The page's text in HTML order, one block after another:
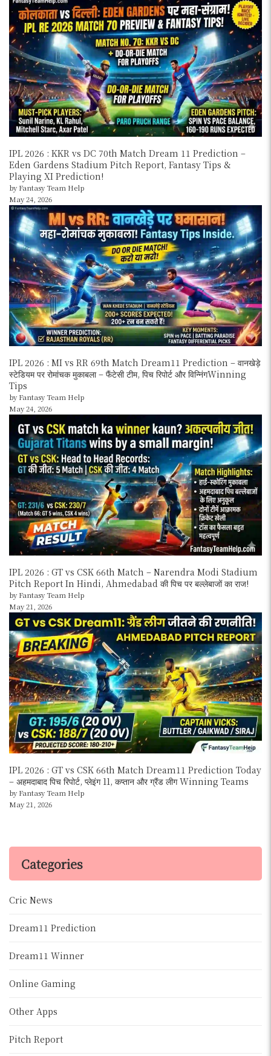
IPL 2026 : KKR vs DC 70th Match Dream 11 Prediction –
Eden Gardens Stadium Pitch Report, Fantasy Tips &
Playing XI Prediction!
by Fantasy Team Help
May 24, 2026
IPL 2026 : MI vs RR 69th Match Dream11 Prediction – वानखेड़े
स्टेडियम पर रोमांचक मुकाबला – फैंटेसी टीम, पिच रिपोर्ट और विन्निंगWinning
Tips
by Fantasy Team Help
May 24, 2026
IPL 2026 : GT vs CSK 66th Match – Narendra Modi Stadium
Pitch Report In Hindi, Ahmedabad की पिच पर बल्लेबाजों का राज!
by Fantasy Team Help
May 21, 2026
IPL 2026 : GT vs CSK 66th Match Dream11 Prediction Today
– अहमदाबाद पिच रिपोर्ट, प्लेइंग 11, कप्तान और ग्रैंड लीग Winning Teams
by Fantasy Team Help
May 21, 2026
Categories
Cric News
Dream11 Prediction
Dream11 Winner
Online Gaming
Other Apps
Pitch Report